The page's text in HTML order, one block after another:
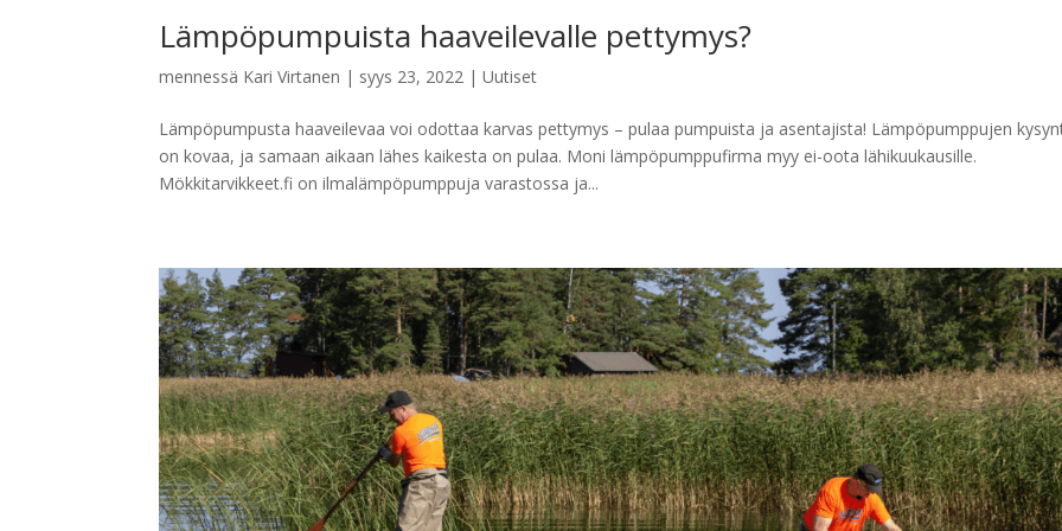
Lämpöpumpuista haaveilevalle pettymys?
mennessä Kari Virtanen | syys 23, 2022 |Uutiset
Lämpöpumpusta haaveilevaa voi odottaa karvas pettymys – pulaa pumpuista ja asentajista! Lämpöpumppujen
on kovaa, ja samaan aikaan lähes kaikesta on pulaa. Moni lämpöpumppufirma myy ei-oota lähikuukausille.
Mökkitarvikkeet.fi on ilmalämpöpumppuja varastossa ja...